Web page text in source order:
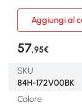
Aggiungi al
57,95€
SKU
84H-172V00BK
Colore